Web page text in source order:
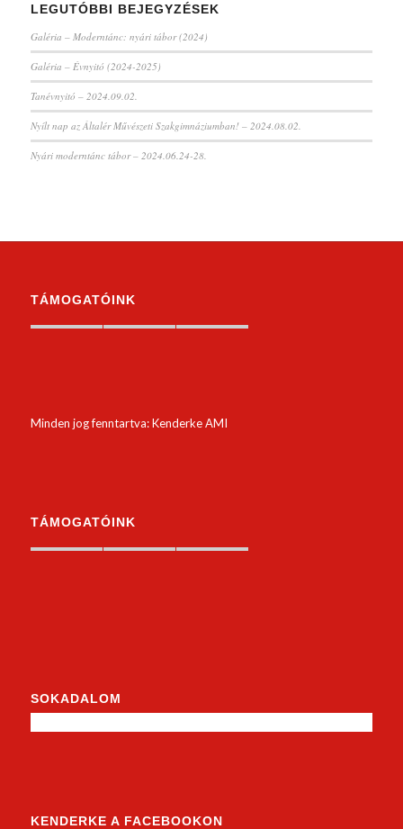
LEGUTÓBBI BEJEGYZÉSEK
Galéria – Moderntánc: nyári tábor (2024)
Galéria – Évnyitó (2024-2025)
Tanévnyitó – 2024.09.02.
Nyílt nap az Általér Művészeti Szakgimnáziumban! – 2024.08.02.
Nyári moderntánc tábor – 2024.06.24-28.
TÁMOGATÓINK
Minden jog fenntartva: Kenderke AMI
TÁMOGATÓINK
SOKADALOM
KENDERKE A FACEBOOKON